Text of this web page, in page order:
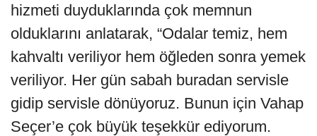
hizmeti duyduklarında çok memnun
olduklarını anlatarak, “Odalar temiz, hem
kahvaltı veriliyor hem öğleden sonra yemek
veriliyor. Her gün sabah buradan servisle
gidip servisle dönüyoruz. Bunun için Vahap
Seçer’e çok büyük teşekkür ediyorum.